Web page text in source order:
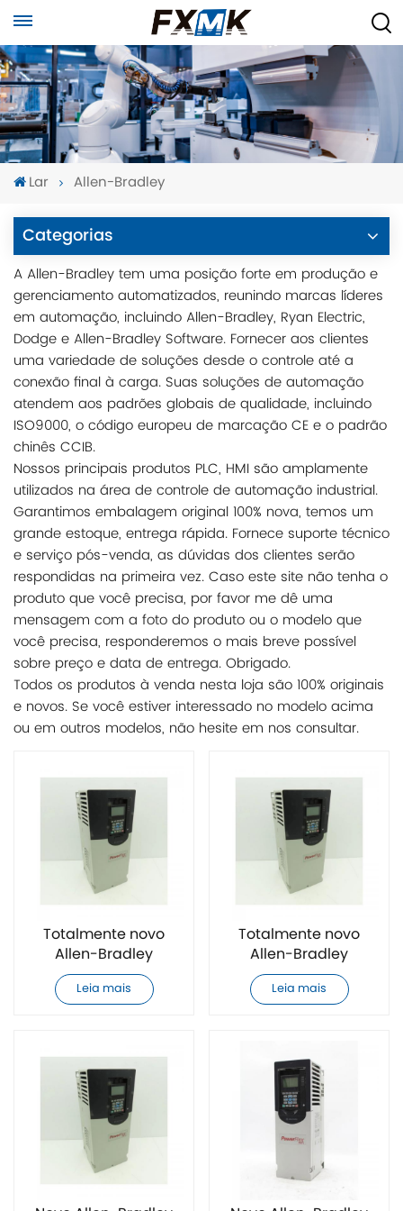
Lar Allen-Bradley
Categorias
A Allen-Bradley tem uma posição forte em produção e
gerenciamento automatizados, reunindo marcas líderes
em automação, incluindo Allen-Bradley, Ryan Electric,
Dodge e Allen-Bradley Software. Fornecer aos clientes
uma variedade de soluções desde o controle até a
conexão final à carga. Suas soluções de automação
atendem aos padrões globais de qualidade, incluindo
ISO9000, o código europeu de marcação CE e o padrão
chinês CCIB.
Nossos principais produtos PLC, HMI são amplamente
utilizados na área de controle de automação industrial.
Garantimos embalagem original 100% nova, temos um
grande estoque, entrega rápida. Fornece suporte técnico
e serviço pós-venda, as dúvidas dos clientes serão
respondidas na primeira vez. Caso este site não tenha o
produto que você precisa, por favor me dê uma
mensagem com a foto do produto ou o modelo que
você precisa, responderemos o mais breve possível
sobre preço e data de entrega. Obrigado.
Todos os produtos à venda nesta loja são 100% originais
e novos. Se você estiver interessado no modelo acima
ou em outros modelos, não hesite em nos consultar.
Totalmente novo
Allen-Bradley
20F11GC043JA0NNNNN
inversor de
Leia mais
Totalmente novo
Allen-Bradley
20F11GC060AA0NNNNN
inversor de
Leia mais